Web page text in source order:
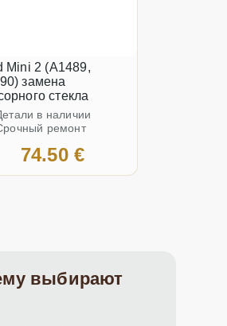
Mini 2 (A1489,
замена
стекла
в наличии
ремонт
74.50 €
выбирают